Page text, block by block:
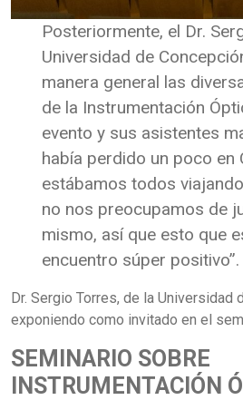
Posteriormente, el Dr.
Universidad de
manera general las
de la Instrumentación
evento y sus asistentes
había perdido un poco en
estábamos todos
no nos preocupamos de
mismo, así que esto que
encuentro súper positivo”.
Dr. Sergio Torres, de la Universidad
exponiendo como invitado en el
SEMINARIO SOBRE
INSTRUMENTACIÓN